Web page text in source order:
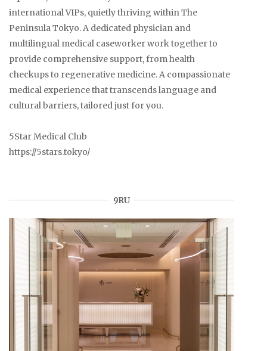
international VIPs, quietly thriving within The
Peninsula Tokyo. A dedicated physician and
multilingual medical caseworker work together to
provide comprehensive support, from health
checkups to regenerative medicine. A compassionate
medical experience that transcends language and
cultural barriers, tailored just for you.
5Star Medical Club
https://5stars.tokyo/
9RU